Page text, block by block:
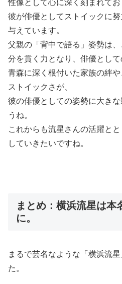
性像として心に深く刻まれてお
彼が俳優としてストイックに
与えています。
父親の「背中で語る」姿勢は
分を貫く力となり、俳優として
青森に深く根付いた家族の絆
ストイックさが、
彼の俳優としての姿勢に大き
うね。
これからも流星さんの活躍と
していきたいですね。
まとめ：横浜流星は本
に。
まるで芸名なような「横浜流
た。